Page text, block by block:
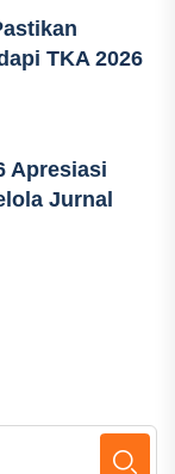
TKA 2026
Apresiasi
Jurnal